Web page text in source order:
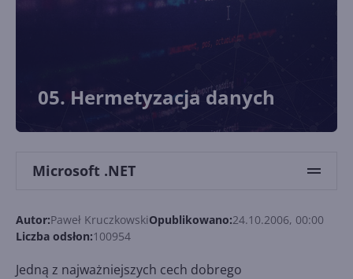
05. Hermetyzacja danych
Microsoft .NET
Autor:Paweł KruczkowskiOpublikowano:24.10.2006, 00:00
Liczba odsłon:100954
Jedną z najważniejszych cech dobrego